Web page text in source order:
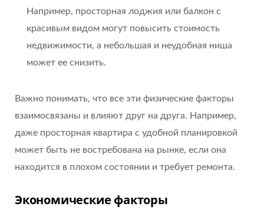
Например, просторная лоджия или балкон с
красивым видом могут повысить стоимость
недвижимости, а небольшая и неудобная ниша
может ее снизить.
Важно понимать, что все эти физические факторы
взаимосвязаны и влияют друг на друга. Например,
даже просторная квартира с удобной планировкой
может быть не востребована на рынке, если она
находится в плохом состоянии и требует ремонта.
Экономические факторы